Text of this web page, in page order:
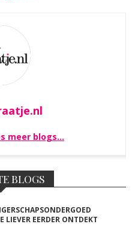
meer blogs…
BLOGS
LIEVER EERDER ONTDEKT